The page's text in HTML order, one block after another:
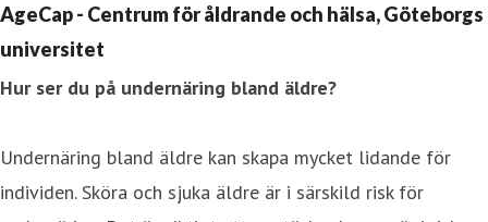
AgeCap - Centrum för åldrande och hälsa, Göteborgs
universitet
Hur ser du på undernäring bland äldre?
Undernäring bland äldre kan skapa mycket lidande för
individen. Sköra och sjuka äldre är i särskild risk för